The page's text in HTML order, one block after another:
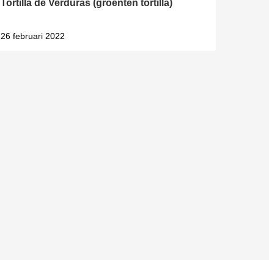
Tortilla de Verduras (groenten tortilla)
26 februari 2022